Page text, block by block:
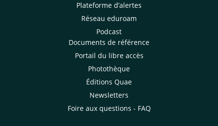
Plateforme d’alertes
Réseau eduroam
Podcast
Documents de référence
Portail du libre accès
Photothèque
Éditions Quae
Newsletters
Foire aux questions - FAQ